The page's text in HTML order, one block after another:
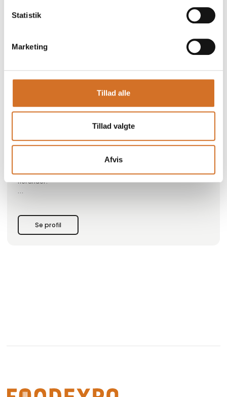
Statistik
Marketing
Tillad alle
Tillad valgte
Afvis
Produktet er tilføjet af:
afdeling i København.
Venmark Fisk har siden 1997 leveret fisk og fiskeprodukter
til fiskehandlere og HORECA i hele Danmark. Vi er fuld
Størstedelen af vores sortiment er egenproduceret,
herunder:
Alt i kold- og varmrøget laks og andre fiskearter.
Se profil